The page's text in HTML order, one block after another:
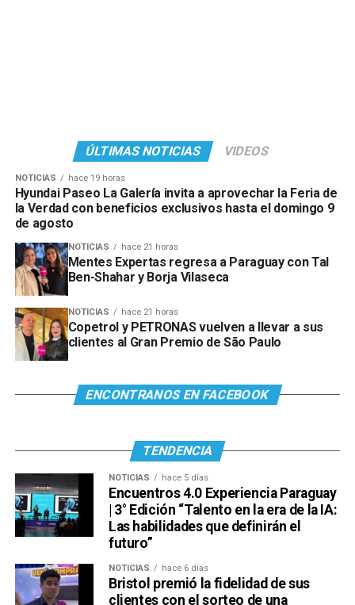
ÚLTIMAS NOTICIAS VIDEOS
NOTICIAS hace 19 horas
Hyundai Paseo La Galería invita a aprovechar la Feria de
la Verdad con beneficios exclusivos hasta el domingo 9
de agosto
NOTICIAS hace 21 horas
Mentes Expertas regresa a Paraguay con Tal
Ben-Shahar y Borja Vilaseca
NOTICIAS hace 21 horas
Copetrol y PETRONAS vuelven a llevar a sus
clientes al Gran Premio de São Paulo
ENCONTRANOS EN FACEBOOK
TENDENCIA
NOTICIAS hace 5 días
Encuentros 4.0 Experiencia Paraguay
| 3° Edición “Talento en la era de la IA:
Las habilidades que definirán el
futuro”
NOTICIAS hace 6 días
Bristol premió la fidelidad de sus
clientes con el sorteo de una